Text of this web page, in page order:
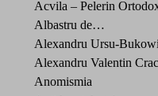
Acvila – Pelerin
Albastru de…
Alexandru Ursu-
Alexandru Valentin
Anomismia